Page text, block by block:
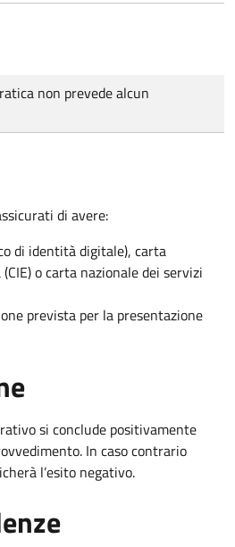
non prevede alcun
di avere:
di identità digitale), carta
o carta nazionale dei servizi
prevista per la presentazione
si conclude positivamente
In caso contrario
l’esito negativo.